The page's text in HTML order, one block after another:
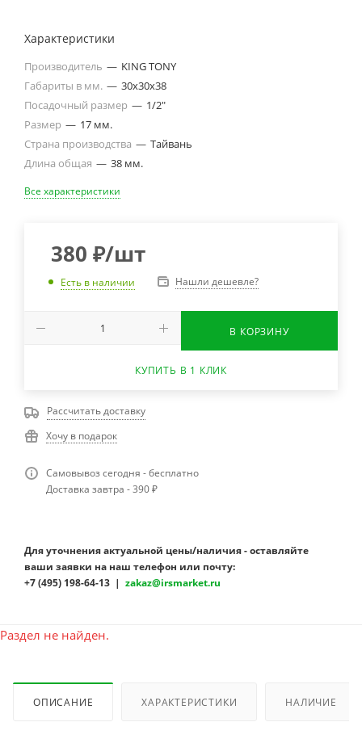
Характеристики
Производитель — KING TONY
Габариты в мм. — 30х30х38
Посадочный размер — 1/2"
Размер — 17 мм.
Страна производства — Тайвань
Длина общая — 38 мм.
Все характеристики
380 ₽/шт
Есть в наличии Нашли дешевле?
В КОРЗИНУ
КУПИТЬ В 1 КЛИК
Рассчитать доставку
Хочу в подарок
Самовывоз сегодня - бесплатно
Доставка завтра - 390 ₽
Для уточнения актуальной цены/наличия - оставляйте
ваши заявки на наш телефон или почту:
+7 (495) 198-64-13 | zakaz@irsmarket.ru
Раздел не найден.
ОПИСАНИЕ ХАРАКТЕРИСТИКИ НАЛИЧИЕ